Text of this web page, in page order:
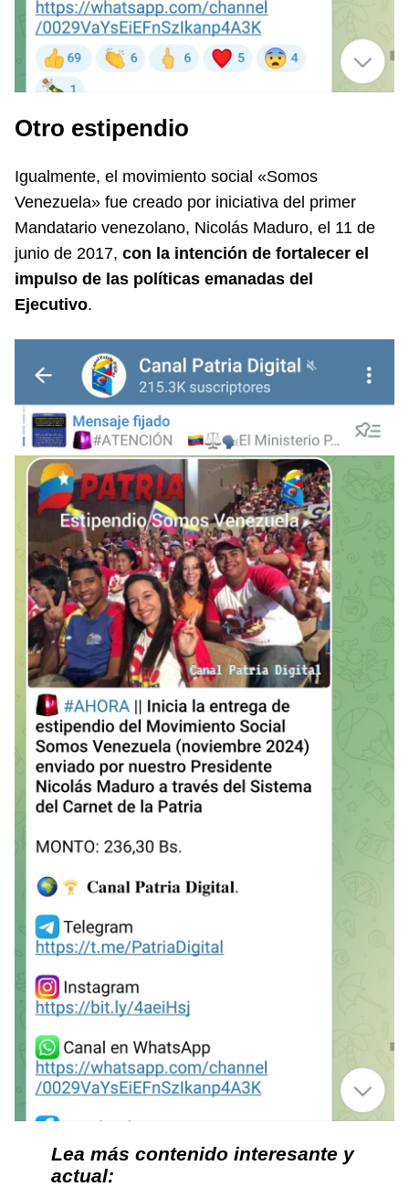
Otro estipendio
Igualmente, el movimiento social «Somos
Venezuela» fue creado por iniciativa del primer
Mandatario venezolano, Nicolás Maduro, el 11 de
junio de 2017, con la intención de fortalecer el
impulso de las políticas emanadas del
Ejecutivo.
Lea más contenido interesante y
actual: